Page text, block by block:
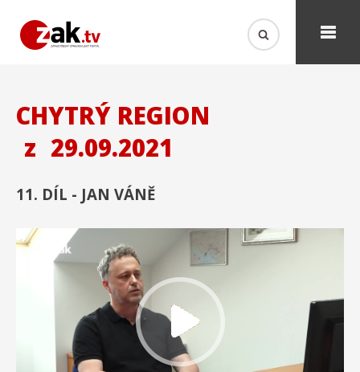
CHYTRÝ REGION
z 29.09.2021
11. DÍL - JAN VÁNĚ